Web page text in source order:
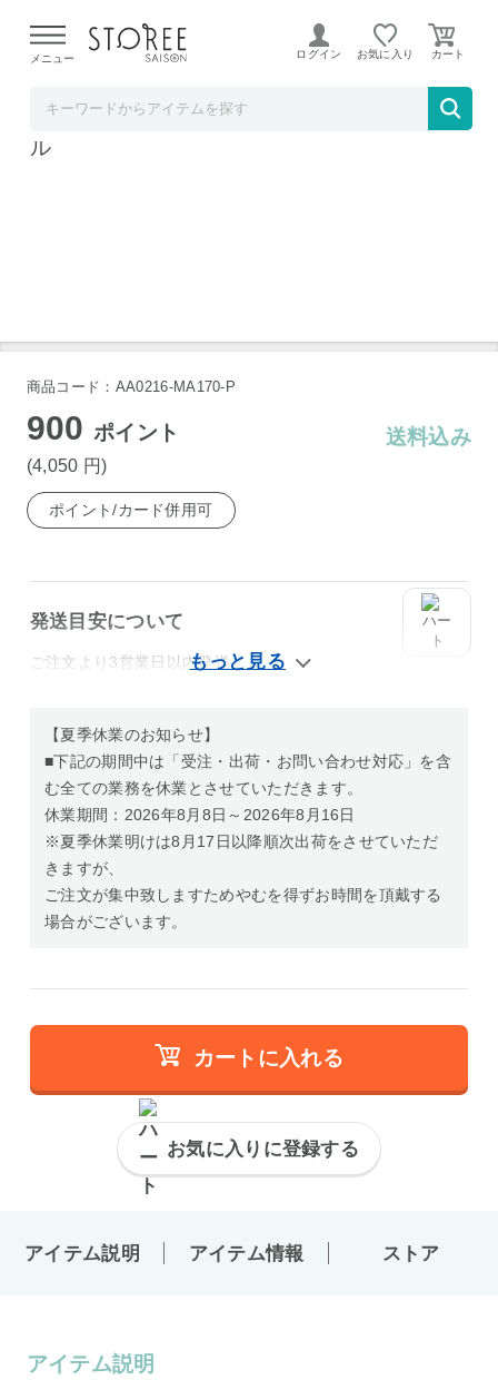
よる配送遅延が発生しております。
メニュー ログイン お気に入り
Savons gemme フレグランスソープ マーブ
ル
商品コード：AA0216-MA170-P
900ポイント
(4,050 円)
送料込み
ポイント/カード併用可
発送目安について
ご注文より3営業日以内発送
【夏季休業のお知らせ】
■下記の期間中は「受注・出荷・お問い合わせ対応」を含
む全ての業務を休業とさせていただきます。
休業期間：2026年8月8日～2026年8月16日
※夏季休業明けは8月17日以降順次出荷をさせていただ
きますが、
ご注文が集中致しますためやむを得ずお時間を頂戴する
場合がございます。
カートに入れる
お気に入りに登録する
アイテム説明 アイテム情報 ストア
アイテム説明